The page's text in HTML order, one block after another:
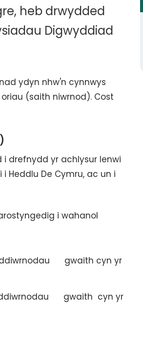
heb drwydded
Digwyddiad
ydyn nhw'n cynnwys
(saith niwrnod). Cost
i drefnydd yr achlysur lenwi
Heddlu De Cymru, ac un i
i wahanol
gwaith cyn yr
gwaith cyn yr